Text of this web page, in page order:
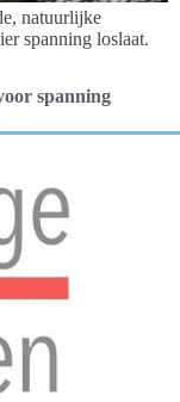
natuurlijke
spanning loslaat.
spanning